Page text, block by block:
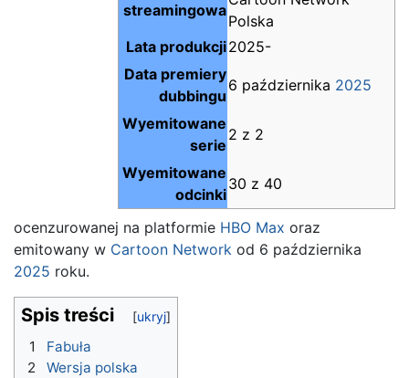
streamingowa
Polska
Lata produkcji2025-
Data premiery
dubbingu
6 października 2025
Wyemitowane
serie
2 z 2
Wyemitowane
odcinki
30 z 40
ocenzurowanej na platformie HBO Max oraz
emitowany w Cartoon Network od 6 października
2025 roku.
Spis treści
1
Fabuła
2
Wersja polska